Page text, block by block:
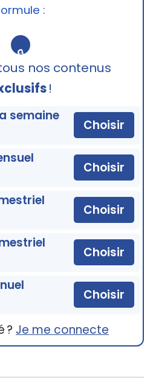
:
🔒
nos contenus
!
semaine
Choisir
Choisir
Choisir
Choisir
Choisir
? Je me connecte